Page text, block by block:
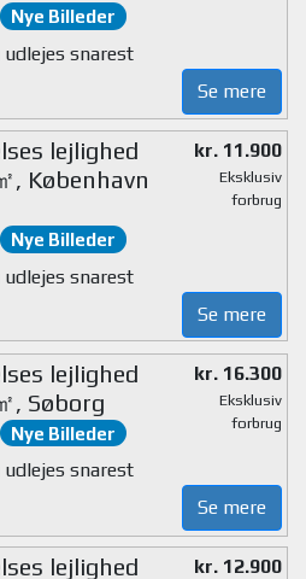
Nye Billeder
snarest
Se mere
lejlighed
, København
Nye Billeder
kr. 11.900
Eksklusiv
forbrug
snarest
Se mere
lejlighed
, Søborg
Nye Billeder
kr. 16.300
Eksklusiv
forbrug
snarest
Se mere
lejlighed
kr. 12.900